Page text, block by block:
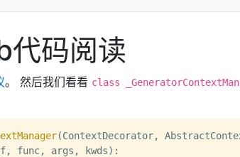
码阅读
。 然后我们看看 class
(ContextDecorator,
func, args, kwds):